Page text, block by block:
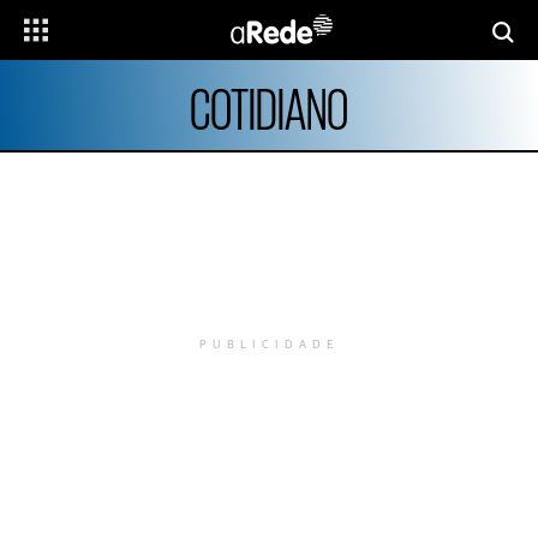
COTIDIANO
PUBLICIDADE